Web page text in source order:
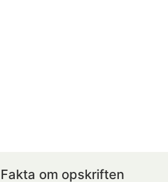
Fakta om opskriften